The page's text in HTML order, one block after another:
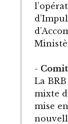
-
La
mixte
mise